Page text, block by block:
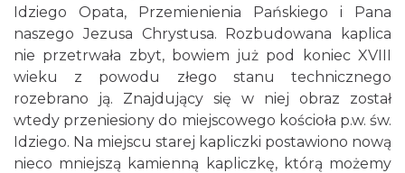
Idziego Opata, Przemienienia Pańskiego i Pana
naszego Jezusa Chrystusa. Rozbudowana kaplica
nie przetrwała zbyt, bowiem już pod koniec XVIII
wieku z powodu złego stanu technicznego
rozebrano ją. Znajdujący się w niej obraz został
wtedy przeniesiony do miejscowego kościoła p.w. św.
Idziego. Na miejscu starej kapliczki postawiono nową
nieco mniejszą kamienną kapliczkę, którą możemy